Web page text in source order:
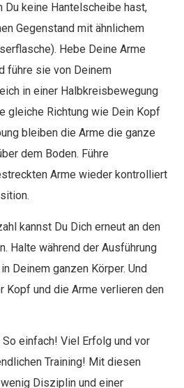
Du keine Hantelscheibe hast,
Gegenstand mit ähnlichem
Hebe Deine Arme
führe sie von Deinem
in einer Halbkreisbewegung
gleiche Richtung wie Dein Kopf
bleiben die Arme die ganze
dem Boden. Führe
Arme wieder kontrolliert
kannst Du Dich erneut an den
Halte während der Ausführung
Deinem ganzen Körper. Und
Kopf und die Arme verlieren den
einfach! Viel Erfolg und vor
Training! Mit diesen
Disziplin und einer